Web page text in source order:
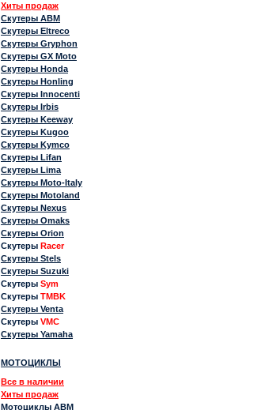
Хиты продаж
Скутеры ABM
Скутеры Eltreco
Скутеры Gryphon
Скутеры GX Moto
Скутеры Honda
Скутеры Honling
Скутеры Innocenti
Скутеры Irbis
Скутеры Keeway
Скутеры Kugoo
Скутеры Kymco
Скутеры Lifan
Скутеры Lima
Скутеры Moto-Italy
Скутеры Motoland
Скутеры Nexus
Скутеры Omaks
Скутеры Orion
Скутеры Racer
Скутеры Stels
Скутеры Suzuki
Скутеры Sym
Скутеры TMBK
Скутеры Venta
Скутеры VMC
Скутеры Yamaha
МОТОЦИКЛЫ
Все в наличии
Хиты продаж
Мотоциклы ABM